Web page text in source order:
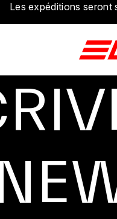
Les expéditions seront